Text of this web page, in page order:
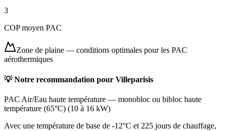
3
COP moyen PAC
Zone de plaine — conditions optimales pour les PAC
aérothermiques
💡 Notre recommandation pour Villeparisis
PAC Air/Eau haute température — monobloc ou bibloc haute
température (65°C) (10 à 16 kW)
Avec une température de base de -12°C et 225 jours de chauffage,